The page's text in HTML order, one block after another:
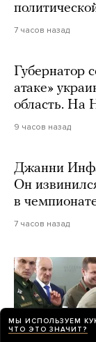
7 часов назад
Губернатор
атаке»
область. На
9 часов назад
Джанни
Он
в
7 часов назад
МЫ ИСПОЛЬЗУЕМ
ЧТО ЭТО ЗНАЧИТ?